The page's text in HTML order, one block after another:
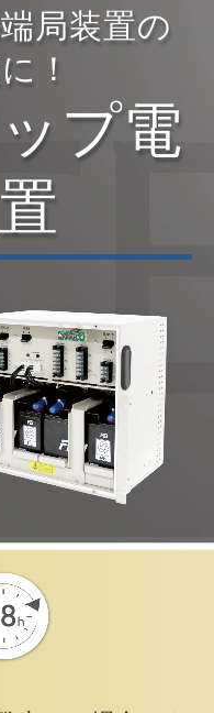
局装置の
！
プ電